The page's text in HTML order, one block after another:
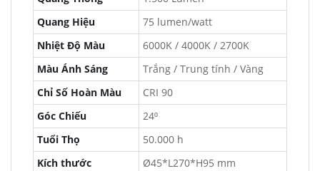
Quang Hiệu
75 lumen/watt
Nhiệt Độ Màu
6000K / 4000K / 2700K
Màu Ánh Sáng
Trắng / Trung tính / Vàng
Chỉ Số Hoàn Màu
CRI 90
Góc Chiếu
24⁰
Tuổi Thọ
50.000 h
Kích thước
Ø45*L270*H95 mm